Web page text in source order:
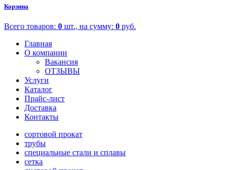
Корзина
Всего товаров: 0 шт., на сумму: 0 руб.
Главная
О компании
Вакансия
ОТЗЫВЫ
Услуги
Каталог
Прайс-лист
Доставка
Контакты
сортовой прокат
трубы
специальные стали и сплавы
сетка